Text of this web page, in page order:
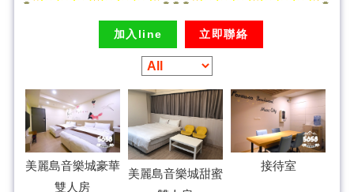
加入line 立即聯絡
美麗島音樂城豪華
雙人房
美麗島音樂城甜蜜
接待室